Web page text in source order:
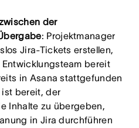
der
: Projektmanager
Jira-Tickets erstellen,
bereit
in Asana stattgefunden
ist bereit, der
Inhalte zu übergeben,
in Jira durchführen